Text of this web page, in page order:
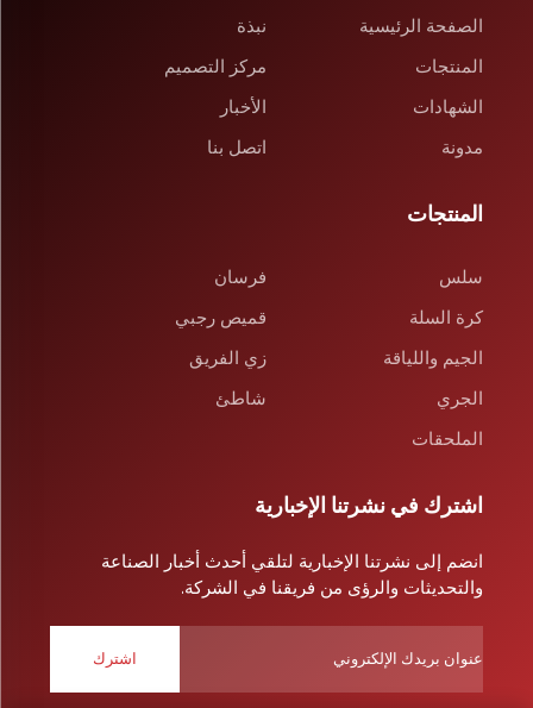
الصفحة الرئيسية
نبذة
المنتجات
مركز التصميم
الشهادات
الأخبار
مدونة
اتصل بنا
المنتجات
سلس
فرسان
كرة السلة
قميص رجبي
الجيم واللياقة
زي الفريق
الجري
شاطئ
الملحقات
اشترك في نشرتنا الإخبارية
انضم إلى نشرتنا الإخبارية لتلقي أحدث أخبار الصناعة
والتحديثات والرؤى من فريقنا في الشركة.
اشترك